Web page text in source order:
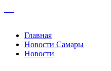
ЗакрытьГлавная
Новости Самары
Новости